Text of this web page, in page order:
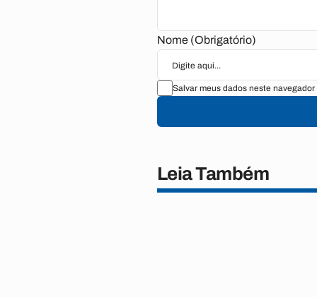
Nome (Obrigatório)
Salvar meus dados neste
Leia Também